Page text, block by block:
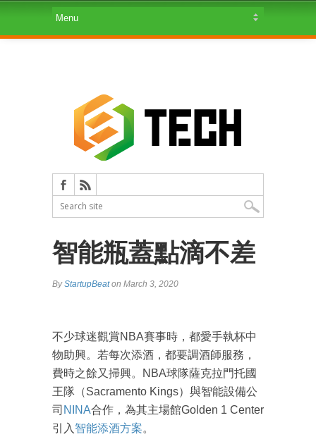
智能瓶蓋點滴不差
ByStartupBeaton March 3, 2020
不少球迷觀賞NBA賽事時，都愛手執杯中
物助興。若每次添酒，都要調酒師服務，
費時之餘又掃興。NBA球隊薩克拉門托國
王隊（Sacramento Kings）與智能設備公
司 NINA合作，為其主場館Golden 1 Center
引入 智能添酒方案。